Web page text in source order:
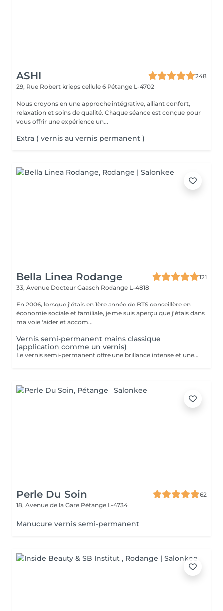
ASHI
248
29, Rue Robert krieps cellule 6 Pétange L-4702
Nous croyons en une approche intégrative, alliant confort,
relaxation et soins de qualité. Chaque séance est conçue pour
vous offrir une expérience un...
Extra ( vernis au vernis permanent )
Bella Linea Rodange
121
33, Avenue Docteur Gaasch Rodange L-4818
En 2006, lorsque j'étais en 1ère année de BTS conseillère en
économie sociale et familiale, je me suis aperçu que j'étais dans
ma voie 'aider et accom...
Vernis semi-permanent mains classique
(application comme un vernis)
Le vernis semi-permanent offre une brillance intense et une tenue irréprochable pendant deux à trois semaines. Contrairement au vernis classique, il ne s'écaille pas et garde son éclat jour après jour, même sur des mains sollicitées. L'application est fine comme un vernis. Le travail des cuticules (manucure combinée) est inclus dans la prestation. C'est la solution idéale pour celles qui souhaitent une manucure impeccable, durable et sans entretien quotidien. Dépose de votre ancien semi-permanent mains compris dans la prestation.
Perle Du Soin
62
18, Avenue de la Gare Pétange L-4734
Manucure vernis semi-permanent